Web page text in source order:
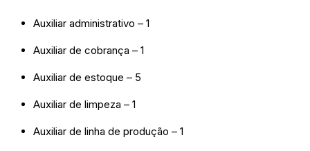
Auxiliar administrativo – 1
Auxiliar de cobrança – 1
Auxiliar de estoque – 5
Auxiliar de limpeza – 1
Auxiliar de linha de produção – 1